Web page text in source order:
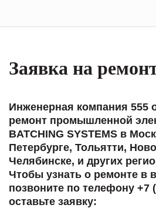
Заявка на
Инженерная компания 555
ремонт промышленной
BATCHING SYSTEMS в
Петербурге, Тольятти,
Челябинске, и других
Чтобы узнать о ремонте в
позвоните по телефону +7
оставьте заявку: